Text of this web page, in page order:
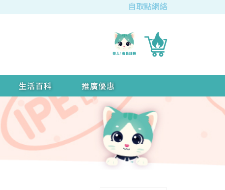
自取點網絡
生活百科 推廣優惠